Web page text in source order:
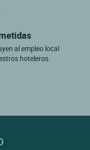
al empleo local
hoteleros.